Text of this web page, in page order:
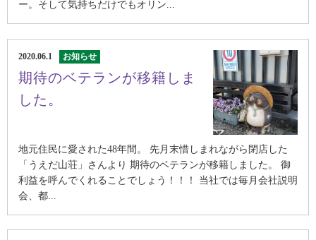
ー。そして気持ちだけでもオリン...
2020.06.1 お知らせ
期待のベテランが移籍しま
した。
地元住民に愛された48年間。 先月末惜しまれながら閉店した
「うえだ山荘」さんより 期待のベテランが移籍しました。 御
利益を呼んでくれることでしょう！！！ 当社では毎月会社説明
会、都...